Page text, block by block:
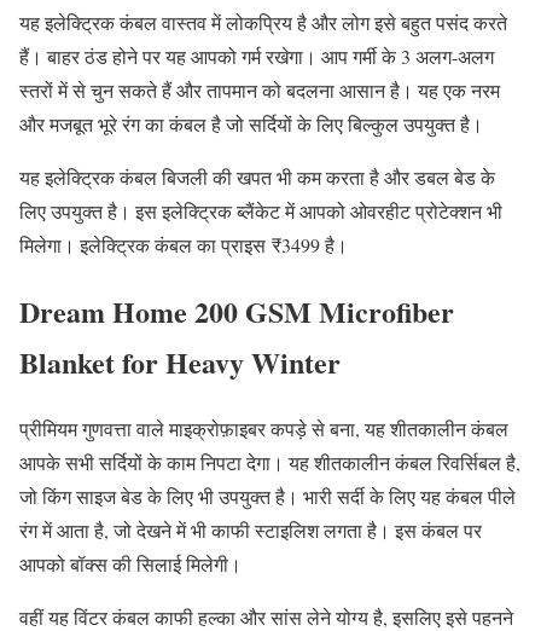
यह इलेक्ट्रिक कंबल वास्तव में लोकप्रिय है और लोग इसे बहुत पसंद करते
हैं। बाहर ठंड होने पर यह आपको गर्म रखेगा। आप गर्मी के 3 अलग-अलग
स्तरों में से चुन सकते हैं और तापमान को बदलना आसान है। यह एक नरम
और मजबूत भूरे रंग का कंबल है जो सर्दियों के लिए बिल्कुल उपयुक्त है।
यह इलेक्ट्रिक कंबल बिजली की खपत भी कम करता है और डबल बेड के
लिए उपयुक्त है। इस इलेक्ट्रिक ब्लैंकेट में आपको ओवरहीट प्रोटेक्शन भी
मिलेगा। इलेक्ट्रिक कंबल का प्राइस ₹3499 है।
Dream Home 200 GSM Microfiber
Blanket for Heavy Winter
प्रीमियम गुणवत्ता वाले माइक्रोफ़ाइबर कपड़े से बना, यह शीतकालीन कंबल
आपके सभी सर्दियों के काम निपटा देगा। यह शीतकालीन कंबल रिवर्सिबल है,
जो किंग साइज बेड के लिए भी उपयुक्त है। भारी सर्दी के लिए यह कंबल पीले
रंग में आता है, जो देखने में भी काफी स्टाइलिश लगता है। इस कंबल पर
आपको बॉक्स की सिलाई मिलेगी।
वहीं यह विंटर कंबल काफी हल्का और सांस लेने योग्य है, इसलिए इसे पहनने